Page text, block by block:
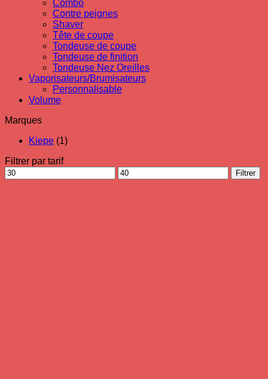
Combo
Contre peignes
Shaver
Tête de coupe
Tondeuse de coupe
Tondeuse de finition
Tondeuse Nez Oreilles
Vaporisateurs/Brumisateurs
Personnalisable
Volume
Marques
Kiepe (1)
Filtrer par tarif
Prix
min
Prix
max
Filtrer